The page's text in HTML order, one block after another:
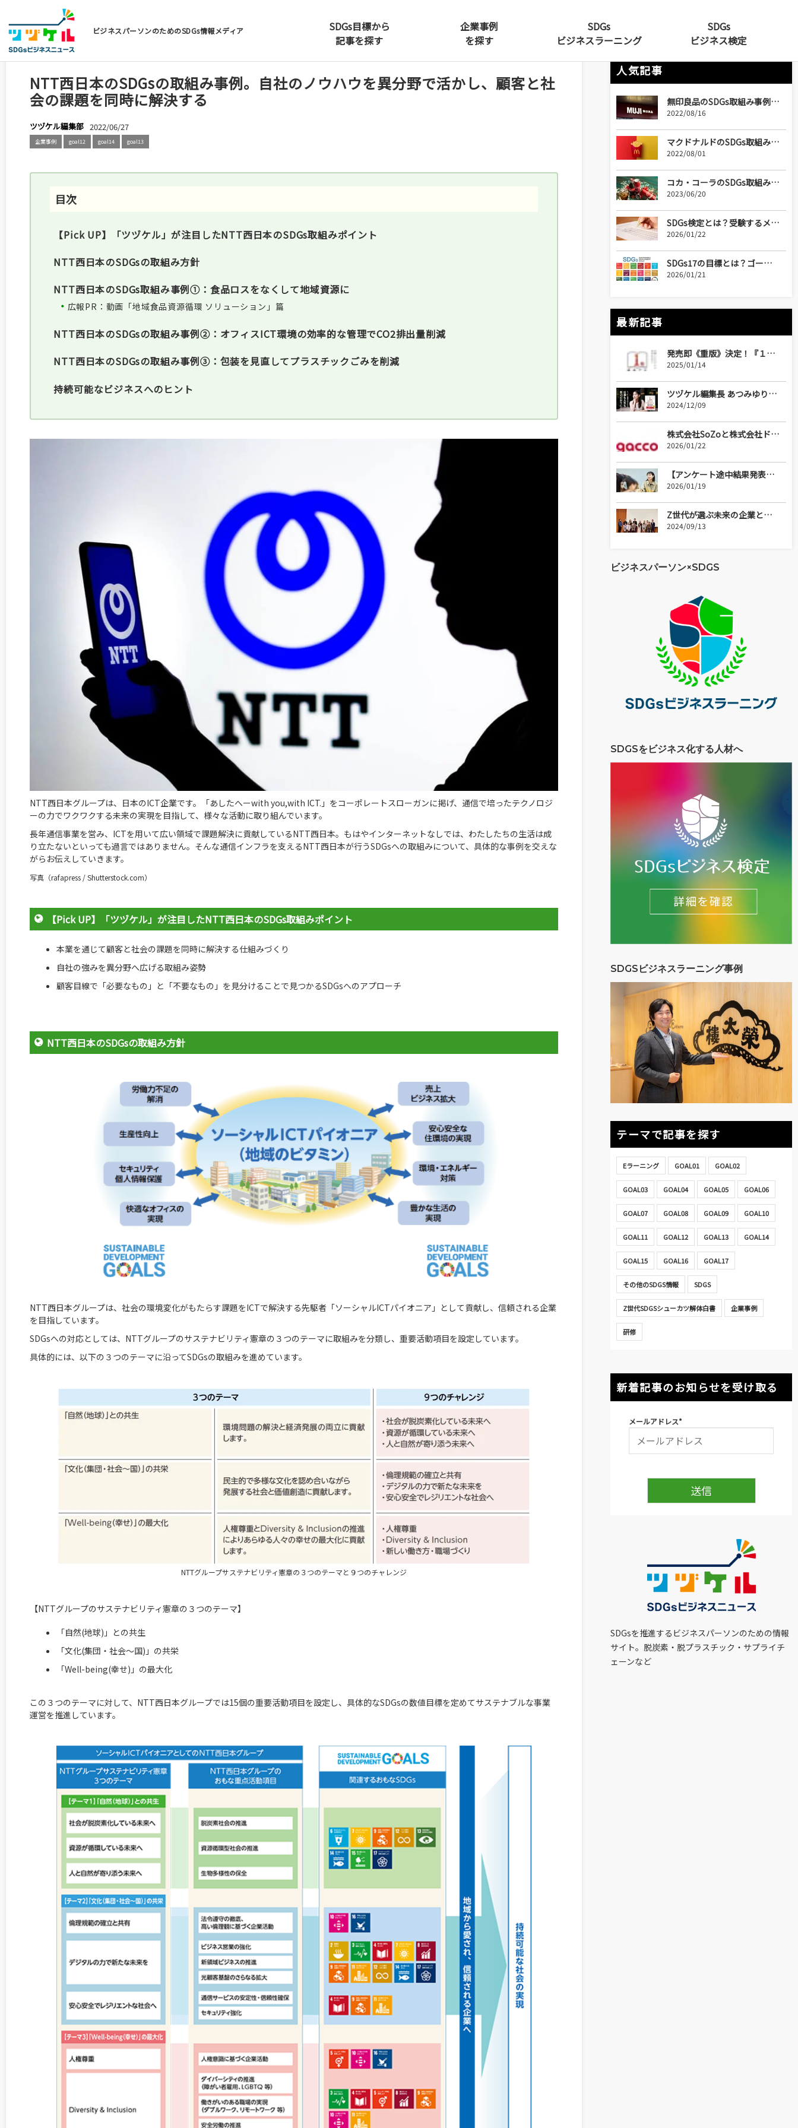
ビジネスパーソンのためのSDGs情報メディア
SDGs目標から
記事を探す
企業事例
を探す
SDGs
ビジネスラーニング
SDGs
ビジネス検定
NTT西日本のSDGsの取組み事例。自社のノウハウを異分野で活かし、顧客と社
会の課題を同時に解決する
ツヅケル編集部 2022/06/27
企業事例 goal12 goal14 goal13
【Pick UP】「ツヅケル」が注目したNTT西日本のSDGs取組みポイント
NTT西日本のSDGsの取組み方針
NTT西日本のSDGs取組み事例①：食品ロスをなくして地域資源に
広報PR：動画「地域食品資源循環 ソリューション」篇
NTT西日本のSDGsの取組み事例②：オフィスICT環境の効率的な管理でCO2排出量削減
NTT西日本のSDGsの取組み事例③：包装を見直してプラスチックごみを削減
持続可能なビジネスへのヒント
NTT西日本グループは、日本のICT企業です。「あしたへーwith you,with ICT.」をコーポレートスローガンに掲げ、通信で培ったテクノロジ
ーの力でワクワクする未来の実現を目指して、様々な活動に取り組んでいます。
長年通信事業を営み、ICTを用いて広い領域で課題解決に貢献しているNTT西日本。もはやインターネットなしでは、わたしたちの生活は成
り立たないといっても過言ではありません。そんな通信インフラを支えるNTT西日本が行うSDGsへの取組みについて、具体的な事例を交えな
がらお伝えしていきます。
写真（rafapress / Shutterstock.com）
【Pick UP】「ツヅケル」が注目したNTT西日本のSDGs取組みポイント
本業を通じて顧客と社会の課題を同時に解決する仕組みづくり
自社の強みを異分野へ広げる取組み姿勢
顧客目線で「必要なもの」と「不要なもの」を見分けることで見つかるSDGsへのアプローチ
NTT西日本のSDGsの取組み方針
NTT西日本グループは、社会の環境変化がもたらす課題をICTで解決する先駆者「ソーシャルICTパイオニア」として貢献し、信頼される企業
を目指しています。
SDGsへの対応としては、NTTグループのサステナビリティ憲章の３つのテーマに取組みを分類し、重要活動項目を設定しています。
具体的には、以下の３つのテーマに沿ってSDGsの取組みを進めています。
NTTグループサステナビリティ憲章の３つのテーマと９つのチャレンジ
【NTTグループのサステナビリティ憲章の３つのテーマ】
「自然(地球)」との共生
「文化(集団・社会～国)」の共栄
「Well-being(幸せ)」の最大化
この３つのテーマに対して、NTT西日本グループでは15個の重要活動項目を設定し、具体的なSDGsの数値目標を定めてサステナブルな事業
運営を推進しています。
人気記事
無印良品のSDGs取組み事例とは？顧客が楽しみながらSDGsに参加できる取組みを展開、自社の利益につなげる
2022/08/16
マクドナルドのSDGs取組みとは？世界的企業が挑む「物流」「サプライチェーン」の細かな見直し
2022/08/01
コカ・コーラのSDGs取組みとは?グローバル企業だからこその先進的で超現実的なロードマップに迫る
2023/06/20
SDGs検定とは？受験するメリットや難易度、勉強方法について解説！
2026/01/22
SDGs17の目標とは？ゴールの意味やターゲットを徹底解説！
2026/01/21
最新記事
発売即《重版》決定！『１冊まるごと「完コピ」読書術』（PHP研究所）三省堂書店 神保町本店ビジネス書1位など続々ランクイン！
2025/01/14
ツヅケル編集長 あつみゆりか初の著書『１冊まるごと「完コピ」読書術』を12月9日、PHP研究所より出版！
2024/12/09
株式会社SoZoと株式会社ドコモgaccoが協業開始！
2026/01/22
【アンケート途中結果発表！】比較分析で見えたものとは【SDGsシューカツ解体白書】
2026/01/19
Z世代が選ぶ未来の企業とは？ 【SDGsシューカツ解体白書】大学生が選ぶ「SDGs企業！大賞2024」と「女性活躍企業！大賞2024」。授賞式動画を公開中
2024/09/13
ビジネスパーソン×SDGS
SDGSをビジネス化する人材へ
SDGSビジネスラーニング事例
テーマで記事を探す
Eラーニング GOAL01 GOAL02
GOAL03 GOAL04 GOAL05 GOAL06
GOAL07 GOAL08 GOAL09 GOAL10
GOAL11 GOAL12 GOAL13 GOAL14
GOAL15 GOAL16 GOAL17
その他のSDGS情報 SDGS
Z世代SDGSシューカツ解体白書 企業事例
研修
新着記事のお知らせを受け取る
メールアドレス*
SDGsを推進するビジネスパーソンのための情報
サイト。脱炭素・脱プラスチック・サプライチ
ェーンなど